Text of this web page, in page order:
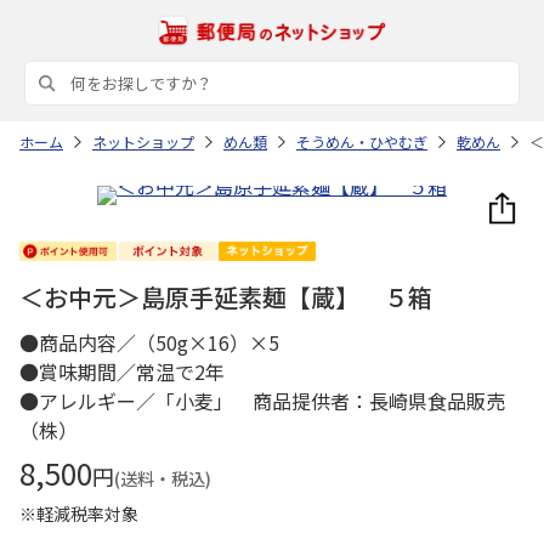
ホーム ネットショップ めん類 そうめん・ひやむぎ 乾めん
＜お中元＞島原手延素麺【蔵】 ５箱
●商品内容／（50g×16）×5
●賞味期間／常温で2年
●アレルギー／「小麦」 商品提供者：長崎県食品販売
（株）
8,500円(送料・税込)
※軽減税率対象